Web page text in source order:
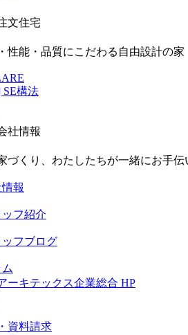
文住宅
性能・品質にこだわる自由設計の家
SE構法
社情報
づくり、わたしたちが一緒にお手伝
報
ッフ紹介
ッフブログ
ーキテックス企業総合 HP
資料請求